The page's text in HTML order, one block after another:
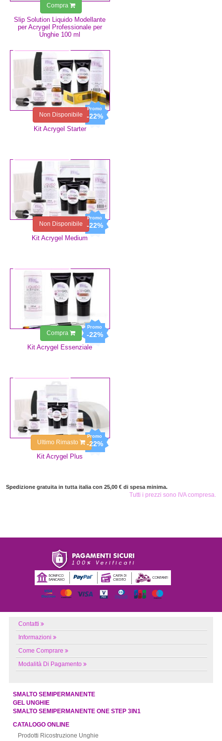
Slip Solution Liquido Modellante
per Acrygel Professionale per
Unghie 100 ml
Compra
-22%
Kit Acrygel Starter
Non Disponibile
-22%
Kit Acrygel Medium
Non Disponibile
-22%
Kit Acrygel Essenziale
Compra
-22%
Kit Acrygel Plus
Ultimo Rimasto
Spedizione gratuita in tutta italia con 25,00 € di spesa minima.
Tutti i prezzi sono IVA compresa.
Contatti
Informazioni
Come Comprare
Modalità Di Pagamento
SMALTO SEMIPERMANENTE
GEL UNGHIE
SMALTO SEMIPERMANENTE ONE STEP 3IN1
CATALOGO ONLINE
Prodotti Ricostruzione Unghie